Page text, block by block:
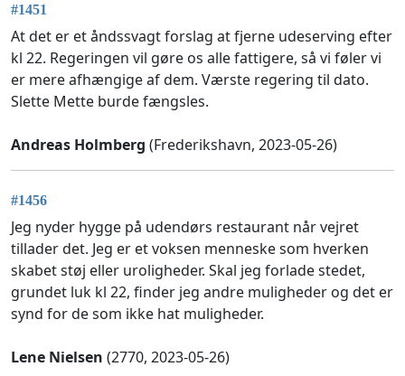
#1451
At det er et åndssvagt forslag at fjerne udeserving efter
kl 22. Regeringen vil gøre os alle fattigere, så vi føler vi
er mere afhængige af dem. Værste regering til dato.
Slette Mette burde fængsles.
Andreas Holmberg (Frederikshavn, 2023-05-26)
#1456
Jeg nyder hygge på udendørs restaurant når vejret
tillader det. Jeg er et voksen menneske som hverken
skabet støj eller uroligheder. Skal jeg forlade stedet,
grundet luk kl 22, finder jeg andre muligheder og det er
synd for de som ikke hat muligheder.
Lene Nielsen (2770, 2023-05-26)